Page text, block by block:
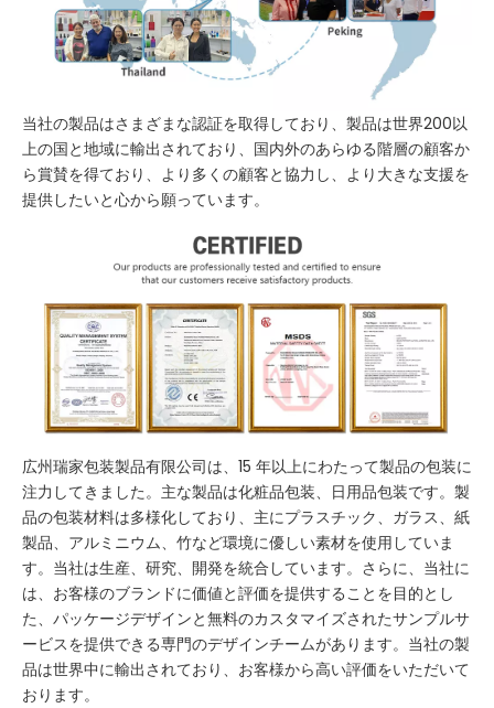
当社の製品はさまざまな認証を取得しており、製品は世界200以
上の国と地域に輸出されており、国内外のあらゆる階層の顧客か
ら賞賛を得ており、より多くの顧客と協力し、より大きな支援を
提供したいと心から願っています。
広州瑞家包装製品有限公司は、15 年以上にわたって製品の包装に
注力してきました。主な製品は化粧品包装、日用品包装です。製
品の包装材料は多様化しており、主にプラスチック、ガラス、紙
製品、アルミニウム、竹など環境に優しい素材を使用していま
す。当社は生産、研究、開発を統合しています。さらに、当社に
は、お客様のブランドに価値と評価を提供することを目的とし
た、パッケージデザインと無料のカスタマイズされたサンプルサ
ービスを提供できる専門のデザインチームがあります。当社の製
品は世界中に輸出されており、お客様から高い評価をいただいて
おります。